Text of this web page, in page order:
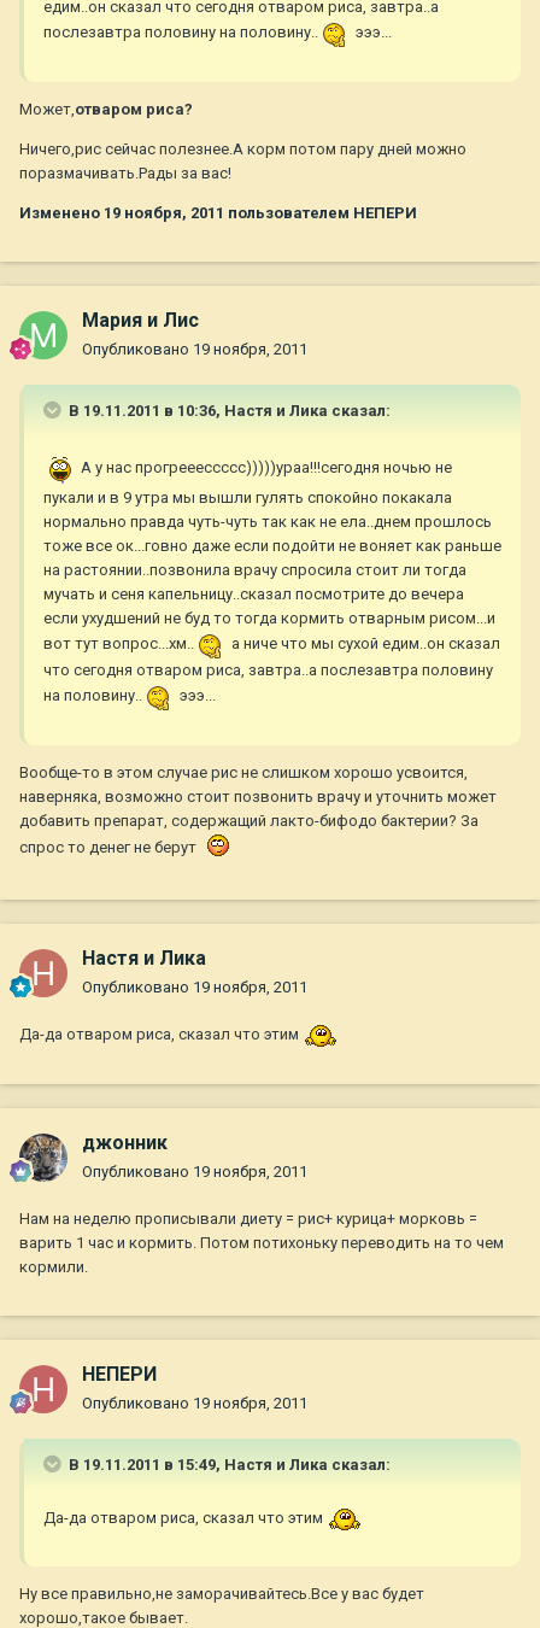
едим..он сказал что сегодня отваром риса, завтра..а
послезавтра половину на половину..
эээ...
Может,отваром риса?
Ничего,рис сейчас полезнее.А корм потом пару дней можно
поразмачивать.Рады за вас!
Изменено 19 ноября, 2011 пользователем НЕПЕРИ
Мария и Лис
Опубликовано 19 ноября, 2011
В 19.11.2011 в 10:36, Настя и Лика сказал:
А у нас прогрееессссс)))))ураа!!!сегодня ночью не
пукали и в 9 утра мы вышли гулять спокойно покакала
нормально правда чуть-чуть так как не ела..днем прошлось
тоже все ок...говно даже если подойти не воняет как раньше
на растоянии..позвонила врачу спросила стоит ли тогда
мучать и сеня капельницу..сказал посмотрите до вечера
если ухудшений не буд то тогда кормить отварным рисом...и
вот тут вопрос...хм..
а ниче что мы сухой едим..он сказал
что сегодня отваром риса, завтра..а послезавтра половину
на половину..
эээ...
Вообще-то в этом случае рис не слишком хорошо усвоится,
наверняка, возможно стоит позвонить врачу и уточнить может
добавить препарат, содержащий лакто-бифодо бактерии? За
спрос то денег не берут
Настя и Лика
Опубликовано 19 ноября, 2011
Да-да отваром риса, сказал что этим
джонник
Опубликовано 19 ноября, 2011
Нам на неделю прописывали диету = рис+ курица+ морковь =
варить 1 час и кормить. Потом потихоньку переводить на то чем
кормили.
НЕПЕРИ
Опубликовано 19 ноября, 2011
В 19.11.2011 в 15:49, Настя и Лика сказал:
Да-да отваром риса, сказал что этим
Ну все правильно,не заморачивайтесь.Все у вас будет
хорошо,такое бывает.